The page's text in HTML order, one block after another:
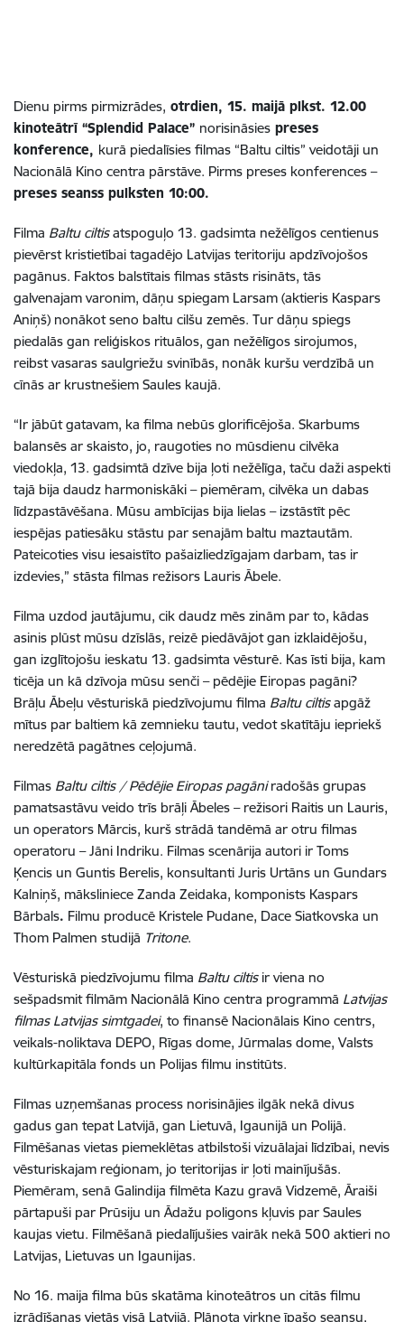
Dienu pirms pirmizrādes, otrdien, 15. maijā plkst. 12.00
kinoteātrī “Splendid Palace” norisināsies preses
konference, kurā piedalīsies filmas “Baltu ciltis” veidotāji un
Nacionālā Kino centra pārstāve. Pirms preses konferences –
preses seanss pulksten 10:00.
Filma Baltu ciltisatspoguļo 13. gadsimta nežēlīgos centienus
pievērst kristietībai tagadējo Latvijas teritoriju apdzīvojošos
pagānus. Faktos balstītais filmas stāsts risināts, tās
galvenajam varonim, dāņu spiegam Larsam (aktieris Kaspars
Aniņš) nonākot seno baltu cilšu zemēs. Tur dāņu spiegs
piedalās gan reliģiskos rituālos, gan nežēlīgos sirojumos,
reibst vasaras saulgriežu svinībās, nonāk kuršu verdzībā un
cīnās ar krustnešiem Saules kaujā.
“Ir jābūt gatavam, ka filma nebūs glorificējoša. Skarbums
balansēs ar skaisto, jo, raugoties no mūsdienu cilvēka
viedokļa, 13. gadsimtā dzīve bija ļoti nežēlīga, taču daži aspekti
tajā bija daudz harmoniskāki – piemēram, cilvēka un dabas
līdzpastāvēšana. Mūsu ambīcijas bija lielas – izstāstīt pēc
iespējas patiesāku stāstu par senajām baltu maztautām.
Pateicoties visu iesaistīto pašaizliedzīgajam darbam, tas ir
izdevies,” stāsta filmas režisors Lauris Ābele.
Filma uzdod jautājumu, cik daudz mēs zinām par to, kādas
asinis plūst mūsu dzīslās, reizē piedāvājot gan izklaidējošu,
gan izglītojošu ieskatu 13. gadsimta vēsturē. Kas īsti bija, kam
ticēja un kā dzīvoja mūsu senči – pēdējie Eiropas pagāni?
Brāļu Ābeļu vēsturiskā piedzīvojumu filma Baltu ciltisapgāž
mītus par baltiem kā zemnieku tautu, vedot skatītāju iepriekš
neredzētā pagātnes ceļojumā.
Filmas Baltu ciltis / Pēdējie Eiropas pagāniradošās grupas
pamatsastāvu veido trīs brāļi Ābeles – režisori Raitis un Lauris,
un operators Mārcis, kurš strādā tandēmā ar otru filmas
operatoru – Jāni Indriku. Filmas scenārija autori ir Toms
Ķencis un Guntis Berelis, konsultanti Juris Urtāns un Gundars
Kalniņš, māksliniece Zanda Zeidaka, komponists Kaspars
Bārbals. Filmu producē Kristele Pudane, Dace Siatkovska un
Thom Palmen studijā Tritone.
Vēsturiskā piedzīvojumu filma Baltu ciltisir viena no
sešpadsmit filmām Nacionālā Kino centra programmā Latvijas
filmas Latvijas simtgadei, to finansē Nacionālais Kino centrs,
veikals-noliktava DEPO, Rīgas dome, Jūrmalas dome, Valsts
kultūrkapitāla fonds un Polijas filmu institūts.
Filmas uzņemšanas process norisinājies ilgāk nekā divus
gadus gan tepat Latvijā, gan Lietuvā, Igaunijā un Polijā.
Filmēšanas vietas piemeklētas atbilstoši vizuālajai līdzībai, nevis
vēsturiskajam reģionam, jo teritorijas ir ļoti mainījušās.
Piemēram, senā Galindija filmēta Kazu gravā Vidzemē, Āraiši
pārtapuši par Prūsiju un Ādažu poligons kļuvis par Saules
kaujas vietu. Filmēšanā piedalījušies vairāk nekā 500 aktieri no
Latvijas, Lietuvas un Igaunijas.
No 16. maija filma būs skatāma kinoteātros un citās filmu
izrādīšanas vietās visā Latvijā. Plānota virkne īpašo seansu,